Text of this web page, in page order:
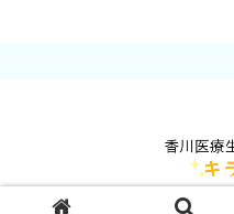
© 2021 香川医療生